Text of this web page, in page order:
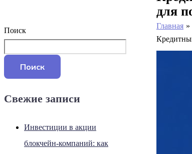
Поиск
Поиск
Свежие записи
Инвестиции в акции
блокчейн-компаний: как
для
Главная